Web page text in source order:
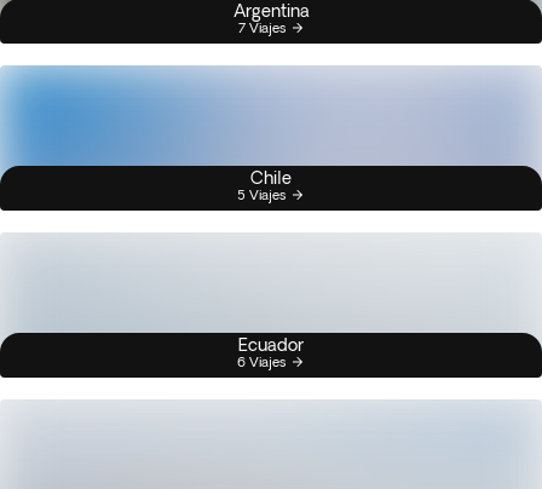
Argentina
7 Viajes
Chile
5 Viajes
Ecuador
6 Viajes